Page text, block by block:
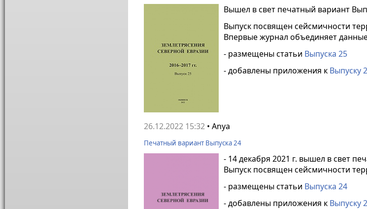
Вышел в свет печатный вариант
Выпуск посвящен сейсмичности
Впервые журнал объединяет данные
- размещены статьи Выпуска 25
- добавлены приложения к Выпуску
26.12.2022 15:32 • Anya
Печатный вариант Выпуска 24
- 14 декабря 2021 г. вышел в свет
Выпуск посвящен сейсмичности
- размещены статьи Выпуска 24
- добавлены приложения к Выпуску